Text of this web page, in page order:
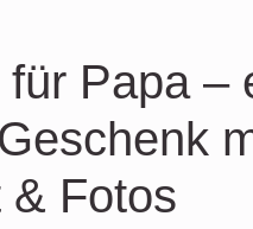
Papa –
& Fotos